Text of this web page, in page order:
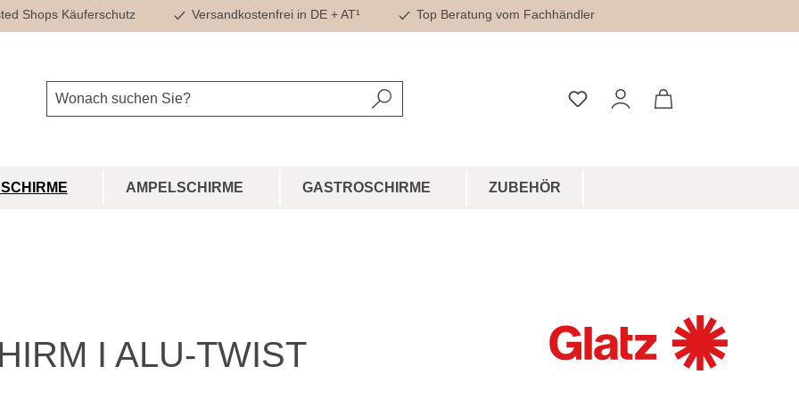
Shops Käuferschutz Versandkostenfrei in DE + AT¹ Top Beratung vom Fachhändler
Du hast 0 Produkte auf dem
AMPELSCHIRME GASTROSCHIRME ZUBEHÖR
I ALU-TWIST